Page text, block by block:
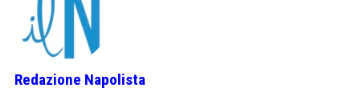
Redazione Napolista